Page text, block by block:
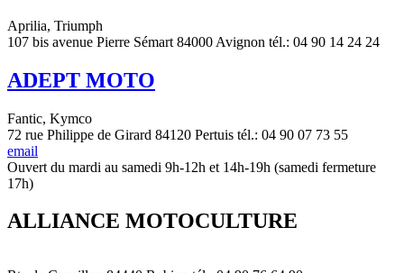
Aprilia, Triumph
107 bis avenue Pierre Sémart 84000 Avignon tél.: 04 90 14 24 24
ADEPT MOTO
Fantic, Kymco
72 rue Philippe de Girard 84120 Pertuis tél.: 04 90 07 73 55
email
Ouvert du mardi au samedi 9h-12h et 14h-19h (samedi fermeture
17h)
ALLIANCE MOTOCULTURE